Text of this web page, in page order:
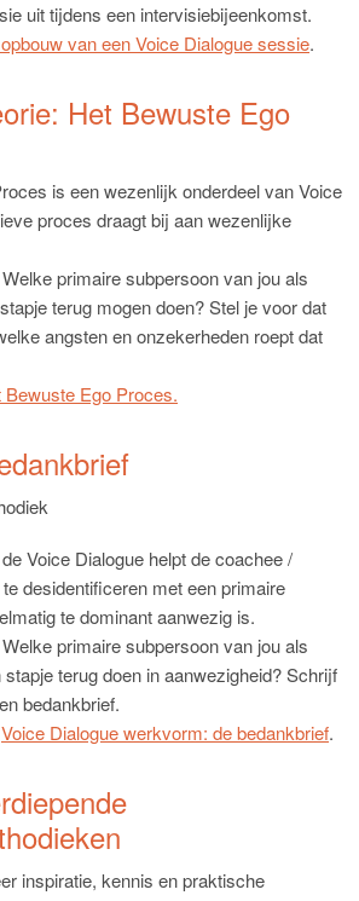
uit tijdens een intervisiebijeenkomst.
van een Voice Dialogue sessie.
Het Bewuste Ego
is een wezenlijk onderdeel van Voice
proces draagt bij aan wezenlijke
primaire subpersoon van jou als
terug mogen doen? Stel je voor dat
angsten en onzekerheden roept dat
Bewuste Ego Proces.
Voice Dialogue helpt de coachee /
desidentificeren met een primaire
te dominant aanwezig is.
primaire subpersoon van jou als
terug doen in aanwezigheid? Schrijf
bedankbrief.
Voice Dialogue werkvorm: de bedankbrief.
inspiratie, kennis en praktische